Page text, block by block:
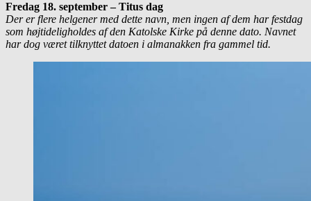
Fredag 18. september – Titus dag
Der er flere helgener med dette navn, men ingen af dem har festdag
som højtideligholdes af den Katolske Kirke på denne dato. Navnet
har dog været tilknyttet datoen i almanakken fra gammel tid.